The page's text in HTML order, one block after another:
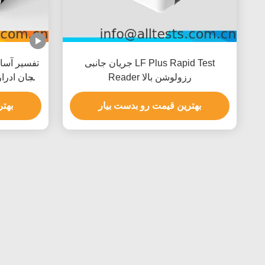
تفسیر
فنجان
جریان جانبی LF Plus Rapid Test
Reader رزولوشن بالا
بهترین قیمت رو بدست بیار